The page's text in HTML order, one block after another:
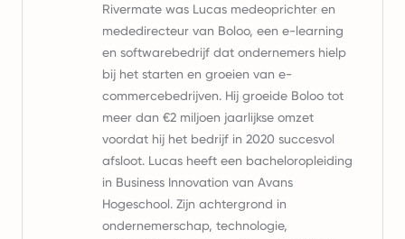
Rivermate was Lucas medeoprichter en
mededirecteur van Boloo, een e-learning
en softwarebedrijf dat ondernemers hielp
bij het starten en groeien van e-
commercebedrijven. Hij groeide Boloo tot
meer dan €2 miljoen jaarlijkse omzet
voordat hij het bedrijf in 2020 succesvol
afsloot. Lucas heeft een bacheloropleiding
in Business Innovation van Avans
Hogeschool. Zijn achtergrond in
ondernemerschap, technologie,